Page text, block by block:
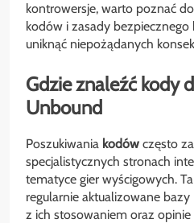
kontrowersje, warto poznać
kodów i zasady
uniknąć niepożądanych
Gdzie znaleźć kody
Unbound
Poszukiwania kodów często
specjalistycznych stronach
tematyce gier wyścigowych.
regularnie aktualizowane
z ich stosowaniem oraz